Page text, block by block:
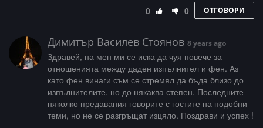
0 0 ОТГОВОРИ
Димитър Василев Стоянов 8 years ago
Здравей, на мен ми се иска да чуя повече за
отношенията между даден изпълнител и фен. Аз
като фен винаги съм се стремял да бъда близо до
изпълнителите, но до някаква степен. Последните
няколко предавания говорите с гостите на подобни
теми, но не се разгръщат изцяло. Поздрави и успех !